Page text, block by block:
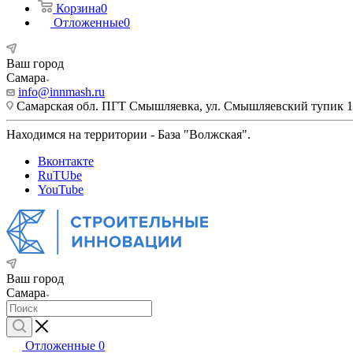
Корзина0
Отложенные0
Ваш город
Самара
info@innmash.ru
Самарская обл. ПГТ Смышляевка, ул. Смышляевский тупик
Находимся на территории - База "Волжская".
Вконтакте
RuTUbe
YouTube
Ваш город
Самара
Отложенные 0